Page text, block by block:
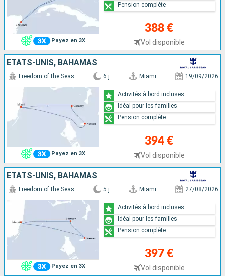
Payez en 3X
388 €
Vol disponible
Pension complète
ÉTATS-UNIS, BAHAMAS
Payez en 3X
Freedom of the Seas 6 j Miami 19/09/2026
394 €
Vol disponible
Activités à bord incluses
Idéal pour les familles
Pension complète
ÉTATS-UNIS, BAHAMAS
Payez en 3X
Freedom of the Seas 5 j Miami 27/08/2026
397 €
Vol disponible
Activités à bord incluses
Idéal pour les familles
Pension complète